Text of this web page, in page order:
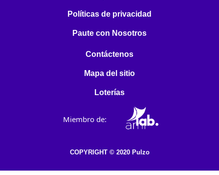
Políticas de privacidad
Paute con Nosotros
Contáctenos
Mapa del sitio
Loterías
Miembro de:
COPYRIGHT © 2020 Pulzo